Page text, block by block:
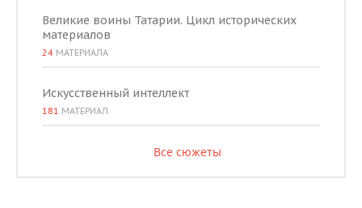
Великие воины Татарии. Цикл исторических
материалов
24 МАТЕРИАЛА
Искусственный интеллект
181 МАТЕРИАЛ
Все сюжеты